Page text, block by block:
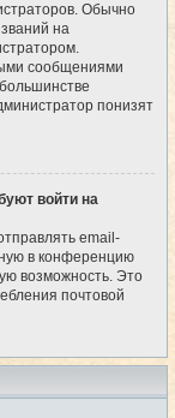
Обычно
на
сообщениями
понизят
войти на
email-
в конференцию
возможность. Это
почтовой